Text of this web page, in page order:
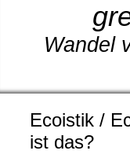
Wandel
Ecoistik /
ist das?